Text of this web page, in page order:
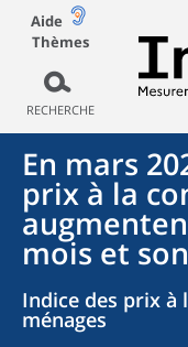
Aide
Thèmes
RECHERCHE
En mars
prix à la
mois et
Indice des prix à
ménages